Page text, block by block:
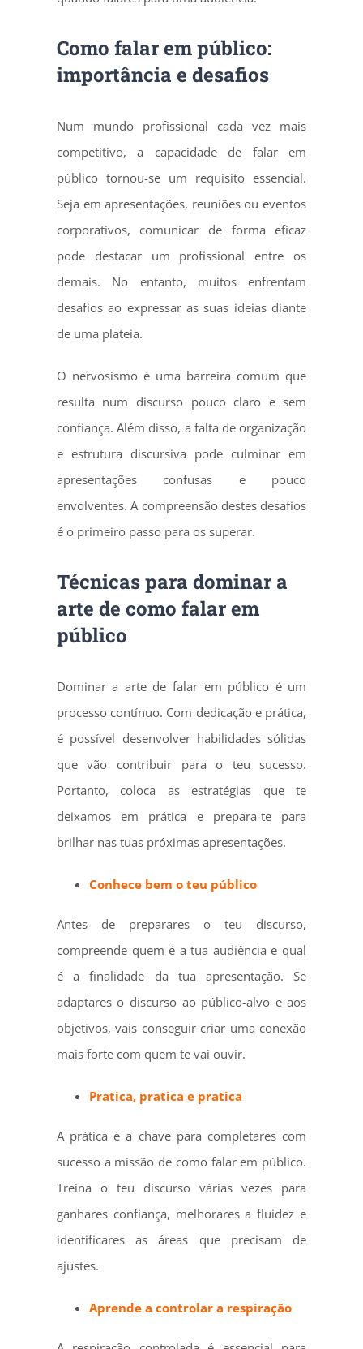
Como falar em público:
importância e desafios
Num mundo profissional cada vez mais
competitivo, a capacidade de falar em
público tornou-se um requisito essencial.
Seja em apresentações, reuniões ou eventos
corporativos, comunicar de forma eficaz
pode destacar um profissional entre os
demais. No entanto, muitos enfrentam
desafios ao expressar as suas ideias diante
de uma plateia.
O nervosismo é uma barreira comum que
resulta num discurso pouco claro e sem
confiança. Além disso, a falta de organização
e estrutura discursiva pode culminar em
apresentações confusas e pouco
envolventes. A compreensão destes desafios
é o primeiro passo para os superar.
Técnicas para dominar a
arte de como falar em
público
Dominar a arte de falar em público é um
processo contínuo. Com dedicação e prática,
é possível desenvolver habilidades sólidas
que vão contribuir para o teu sucesso.
Portanto, coloca as estratégias que te
deixamos em prática e prepara-te para
brilhar nas tuas próximas apresentações.
Conhece bem o teu público
Antes de preparares o teu discurso,
compreende quem é a tua audiência e qual
é a finalidade da tua apresentação. Se
adaptares o discurso ao público-alvo e aos
objetivos, vais conseguir criar uma conexão
mais forte com quem te vai ouvir.
Pratica, pratica e pratica
A prática é a chave para completares com
sucesso a missão de como falar em público.
Treina o teu discurso várias vezes para
ganhares confiança, melhorares a fluidez e
identificares as áreas que precisam de
ajustes.
Aprende a controlar a respiração